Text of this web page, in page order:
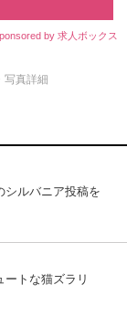
by 求人ボックス
写真詳細
シルバニア投稿を
トな猫ズラリ